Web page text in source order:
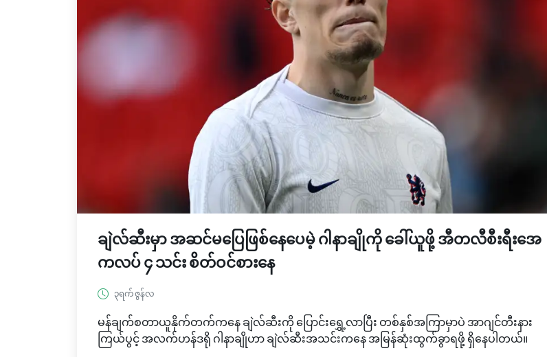
ချဲလ်ဆီးမှာ အဆင်မပြေဖြစ်နေပေမဲ့ ဂါနာချိုကို ခေါ်ယူဖို့ အီတလီစီးရီးအေ
ကလပ် ၄ သင်း စိတ်ဝင်စားနေ
၃ရက် ဇွန်လ
မန်ချက်စတာယူနိုက်တက်ကနေ ချဲလ်ဆီးကို ပြောင်းရွှေ့လာပြီး တစ်နှစ်အကြာမှာပဲ အာဂျင်တီးနား
ကြယ်ပွင့် အလက်ဟန်ဒရို ဂါနာချိုဟာ ချဲလ်ဆီးအသင်းကနေ အမြန်ဆုံးထွက်ခွာရဖို့ ရှိနေပါတယ်။